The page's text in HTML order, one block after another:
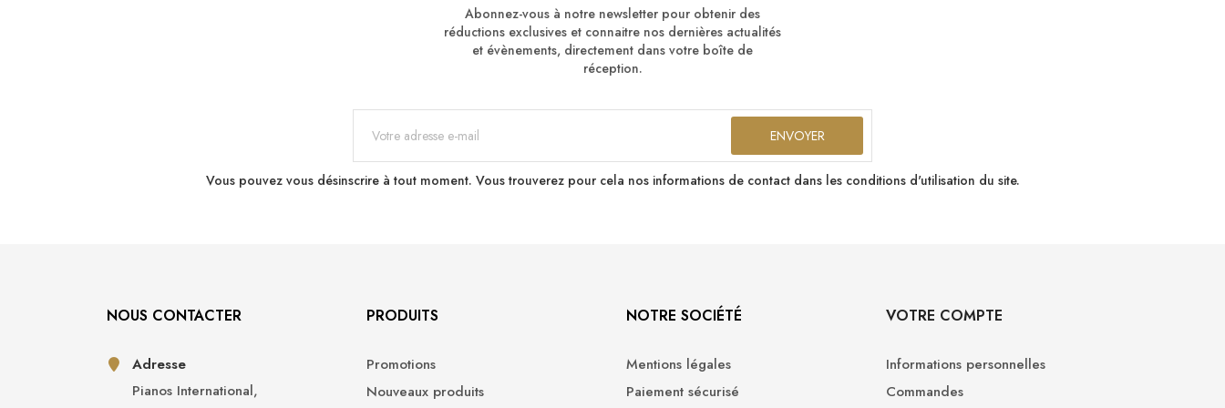
Abonnez-vous à notre newsletter pour obtenir des
réductions exclusives et connaitre nos dernières actualités
et évènements, directement dans votre boîte de
réception.
Vous pouvez vous désinscrire à tout moment. Vous trouverez pour cela nos informations de contact dans les conditions d'utilisation du site.
NOUS CONTACTER
Adresse
Pianos International,
PRODUITS
Promotions
Nouveaux produits
NOTRE SOCIÉTÉ
Mentions légales
Paiement sécurisé
VOTRE COMPTE
Informations personnelles
Commandes